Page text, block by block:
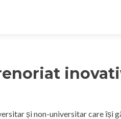
și non-universitar care își